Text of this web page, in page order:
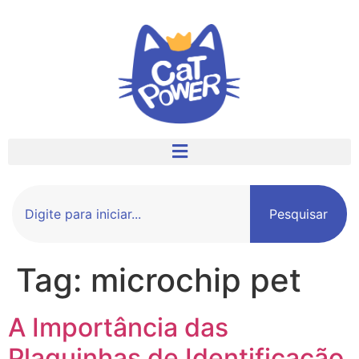
Pesquisar
Tag: microchip pet
A Importância das